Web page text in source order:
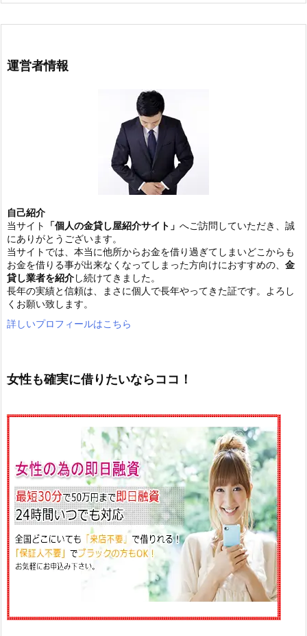
運営者情報
自己紹介
当サイト
「個人の金貸し屋紹介サイト」 へご訪問していただき、誠
にありがとうございます。
当サイトでは、本当に他所からお金を借り過ぎてしまいどこからも
お金を借りる事が出来なくなってしまった方向けにおすすめの、 金
貸し業者を紹介し続けてきました。
長年の実績と信頼は、まさに個人で長年やってきた証です。よろし
くお願い致します。
詳しいプロフィールはこちら
女性も確実に借りたいならココ！